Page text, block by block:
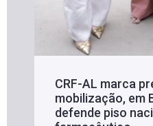
CRF-AL marca
mobilização, em
defende piso